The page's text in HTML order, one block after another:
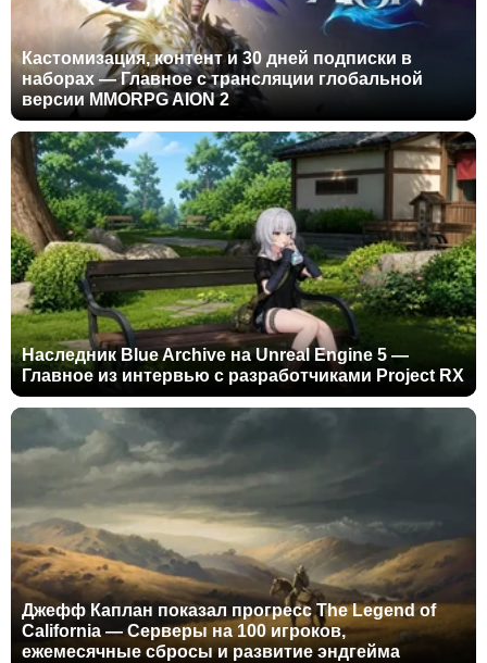
Кастомизация, контент и 30 дней подписки в
наборах — Главное с трансляции глобальной
версии MMORPG AION 2
Наследник Blue Archive на Unreal Engine 5 —
Главное из интервью с разработчиками Project RX
Джефф Каплан показал прогресс The Legend of
California — Серверы на 100 игроков,
ежемесячные сбросы и развитие эндгейма